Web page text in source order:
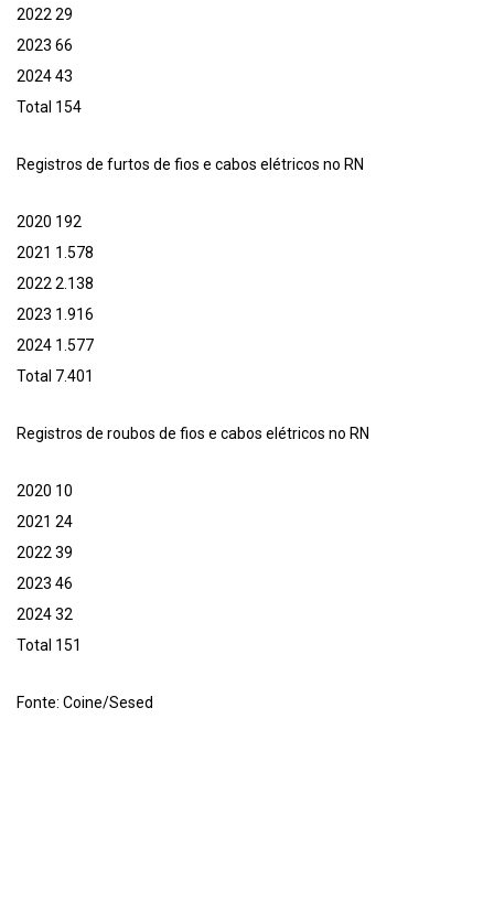
2022 29
2023 66
2024 43
Total 154
Registros de furtos de fios e cabos elétricos no RN
2020 192
2021 1.578
2022 2.138
2023 1.916
2024 1.577
Total 7.401
Registros de roubos de fios e cabos elétricos no RN
2020 10
2021 24
2022 39
2023 46
2024 32
Total 151
Fonte: Coine/Sesed